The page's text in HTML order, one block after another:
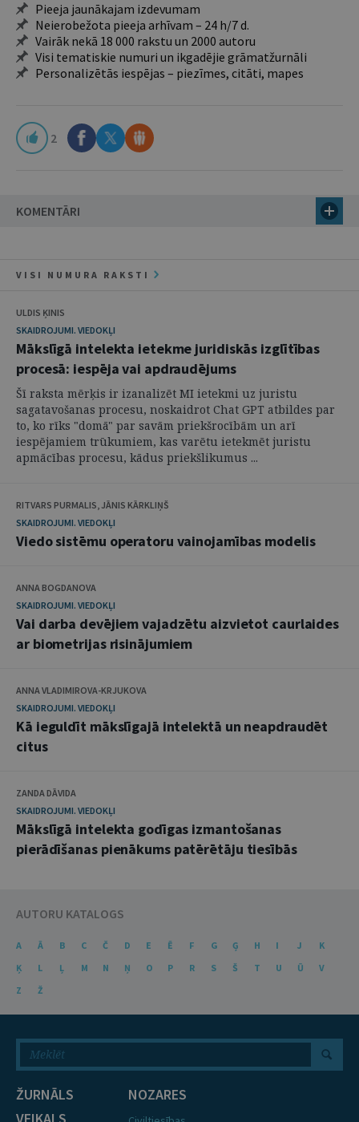
Pieeja jaunākajam izdevumam
Neierobežota pieeja arhīvam – 24 h/7 d.
Vairāk nekā 18 000 rakstu un 2000 autoru
Visi tematiskie numuri un ikgadējie grāmatžurnāli
Personalizētās iespējas – piezīmes, citāti, mapes
2
KOMENTĀRI
VISI NUMURA RAKSTI
ULDIS ĶINIS
SKAIDROJUMI. VIEDOKĻI
Mākslīgā intelekta ietekme juridiskās izglītības
procesā: iespēja vai apdraudējums
Šī raksta mērķis ir izanalizēt MI ietekmi uz juristu
sagatavošanas procesu, noskaidrot Chat GPT atbildes par
to, ko rīks "domā" par savām priekšrocībām un arī
iespējamiem trūkumiem, kas varētu ietekmēt juristu
apmācības procesu, kādus priekšlikumus ...
RITVARS PURMALIS, JĀNIS KĀRKLIŅŠ
SKAIDROJUMI. VIEDOKĻI
Viedo sistēmu operatoru vainojamības modelis
ANNA BOGDANOVA
SKAIDROJUMI. VIEDOKĻI
Vai darba devējiem vajadzētu aizvietot caurlaides
ar biometrijas risinājumiem
ANNA VLADIMIROVA-KRJUKOVA
SKAIDROJUMI. VIEDOKĻI
Kā ieguldīt mākslīgajā intelektā un neapdraudēt
citus
ZANDA DĀVIDA
SKAIDROJUMI. VIEDOKĻI
Mākslīgā intelekta godīgas izmantošanas
pierādīšanas pienākums patērētāju tiesībās
AUTORU KATALOGS
A Ā B C Č D E Ē F G Ģ H I J
K
Ķ
L Ļ M N Ņ O P R S Š T U Ū
V
Z
Ž
ŽURNĀLS
NOZARES